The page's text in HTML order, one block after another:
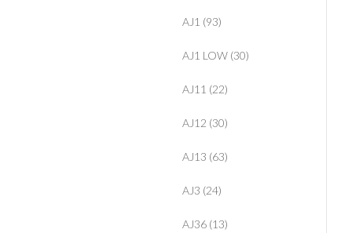
AJ1 (93)
AJ1 LOW (30)
AJ11 (22)
AJ12 (30)
AJ13 (63)
AJ3 (24)
AJ36 (13)